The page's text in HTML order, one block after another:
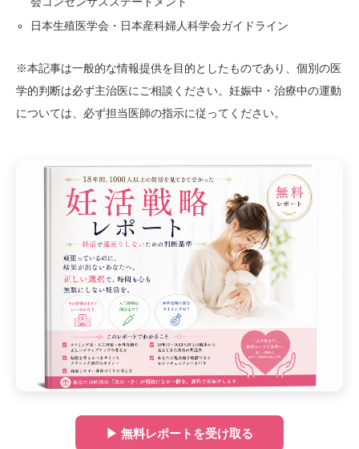
日本生殖医学会・日本産科婦人科学会ガイドライン
※本記事は一般的な情報提供を目的としたものであり、個別の医
学的判断は必ず主治医にご相談ください。妊娠中・治療中の運動
については、必ず担当医師の指示に従ってください。
▶ 無料レポートを受け取る